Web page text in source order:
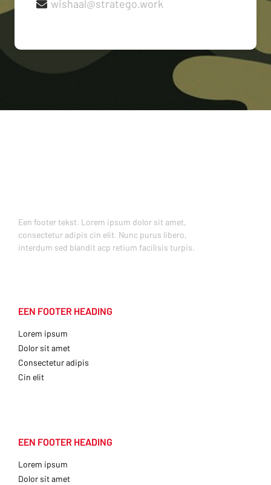
wishaal@stratego.work
Een footer tekst. Lorem ipsum dolor sit amet,
consectetur adipis cin elit. Nunc purus libero,
interdum sed blandit acp retium facilisis turpis.
EEN FOOTER HEADING
Lorem ipsum
Dolor sit amet
Consectetur adipis
Cin elit
EEN FOOTER HEADING
Lorem ipsum
Dolor sit amet